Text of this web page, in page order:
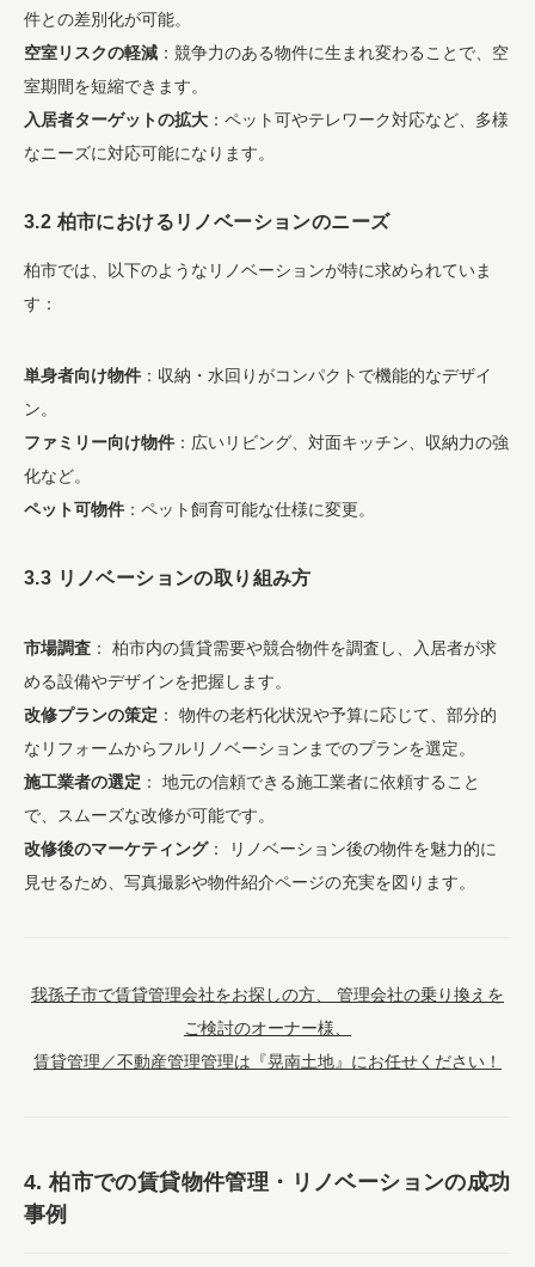
件との差別化が可能。
空室リスクの軽減 ：競争力のある物件に生まれ変わることで、空
室期間を短縮できます。
入居者ターゲットの拡大 ：ペット可やテレワーク対応など、多様
なニーズに対応可能になります。
3.2 柏市におけるリノベーションのニーズ
柏市では、以下のようなリノベーションが特に求められていま
す：
単身者向け物件 ：収納・水回りがコンパクトで機能的なデザイ
ン。
ファミリー向け物件 ：広いリビング、対面キッチン、収納力の強
化など。
ペット可物件 ：ペット飼育可能な仕様に変更。
3.3 リノベーションの取り組み方
市場調査 ： 柏市内の賃貸需要や競合物件を調査し、入居者が求
める設備やデザインを把握します。
改修プランの策定 ： 物件の老朽化状況や予算に応じて、部分的
なリフォームからフルリノベーションまでのプランを選定。
施工業者の選定 ： 地元の信頼できる施工業者に依頼すること
で、スムーズな改修が可能です。
改修後のマーケティング： リノベーション後の物件を魅力的に
見せるため、写真撮影や物件紹介ページの充実を図ります。
我孫子市で賃貸管理会社をお探しの方、 管理会社の乗り換えを
ご検討のオーナー様、
賃貸管理／不動産管理管理は『晃南土地』にお任せください！
4. 柏市での賃貸物件管理・リノベーションの成功
事例